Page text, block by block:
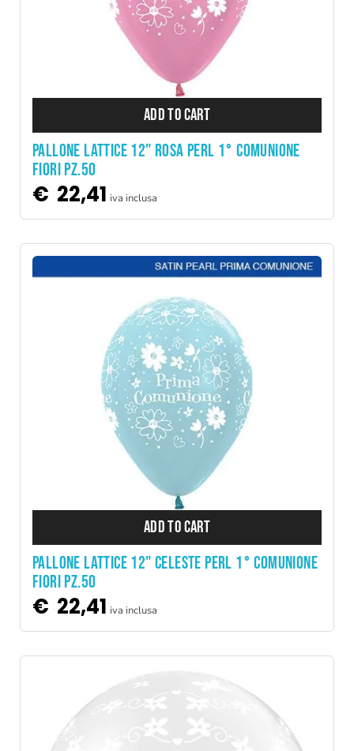
ADD TO CART
PALLONE LATTICE 12" ROSA PERL 1° COMUNIONE
FIORI PZ.50
€ 22,41 iva inclusa
ADD TO CART
PALLONE LATTICE 12" CELESTE PERL 1° COMUNIONE
FIORI PZ.50
€ 22,41 iva inclusa